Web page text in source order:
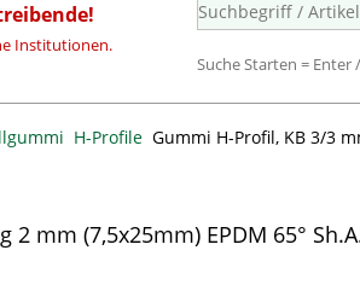
Institutionen.
Suche Starten =
H-Profile Gummi H-Profil, KB 3/3
mm (7,5x25mm) EPDM 65°